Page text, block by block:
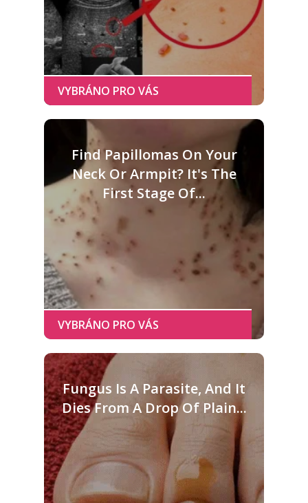
Find Papillomas On Your
Neck Or Armpit? It's The
First Stage Of...
Fungus Is A Parasite, And It
Dies From A Drop Of Plain...